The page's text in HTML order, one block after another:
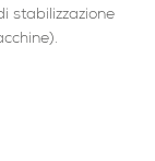
stabilizzazione